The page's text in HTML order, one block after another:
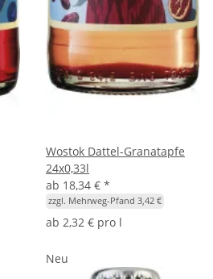
Wostok Dattel-Granatapfe
24x0,33l
ab 18,34 € *
zzgl. Mehrweg-Pfand 3,42 €
ab 2,32 € pro l
Neu